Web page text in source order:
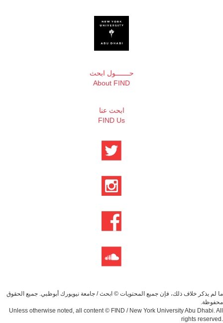
حـــــــول ابحث
About FIND
ابحث عنا
FIND Us
ما لم يذكر خلاف ذلك، فإن جميع المحتويات © ابحث / جامعة نيويورك أبوظبي. جميع الحقوق
محفوظة.
Unless otherwise noted, all content © FIND / New York University Abu Dhabi. All
rights reserved.